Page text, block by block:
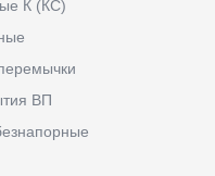
К (КС)
ВП